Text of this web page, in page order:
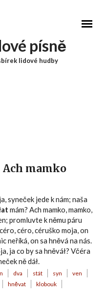
písně
lidové hudby
Ach mamko
syneček jede k nám; naša
mám? Ach mamko, mamko,
promluvte k němu páru
céro, céruško moja, on
neříká, on sa hněvá na nás.
ja co by sa hněváł? Včéra
ně dáł.
dva stát syn
ven
hněvat klobouk